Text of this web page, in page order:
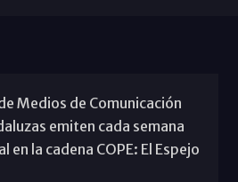
Medios de Comunicación
emiten cada semana
en la cadena COPE: El Espejo